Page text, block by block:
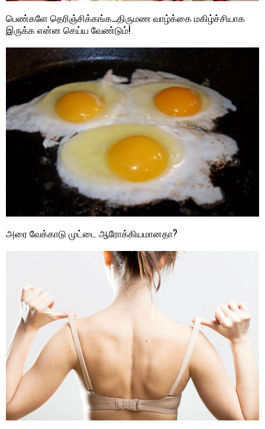
பெண்களே தெரிஞ்சிக்கங்க…திருமண வாழ்க்கை மகிழ்ச்சியாக
இருக்க என்ன செய்ய வேண்டும்!
அரை வேக்காடு முட்டை ஆரோக்கியமானதா?